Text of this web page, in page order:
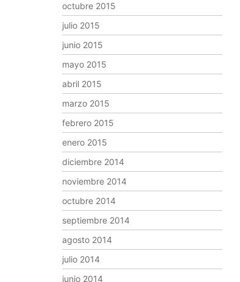
octubre 2015
julio 2015
junio 2015
mayo 2015
abril 2015
marzo 2015
febrero 2015
enero 2015
diciembre 2014
noviembre 2014
octubre 2014
septiembre 2014
agosto 2014
julio 2014
junio 2014